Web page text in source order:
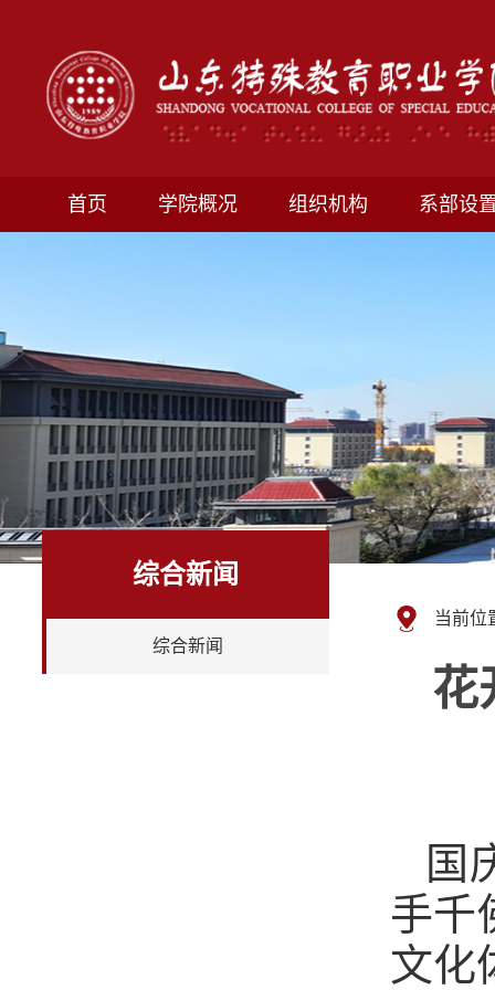
首页 学院概况 组织机构 系部设
综合新闻
综合新闻
当前位
花
国
手千
文化